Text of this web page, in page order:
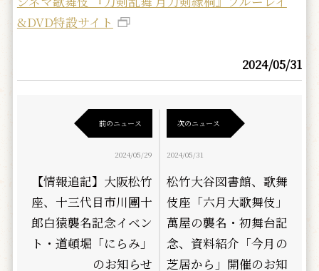
&DVD特設サイト
2024/05/31
前のニュース
2024/05/29
【情報追記】大阪松竹
座、十三代目市川團十
郎白猿襲名記念イベン
ト・道頓堀「にらみ」
のお知らせ
次のニュース
2024/05/31
松竹大谷図書館、歌舞
伎座「六月大歌舞伎」
萬屋の襲名・初舞台記
念、資料紹介「今月の
芝居から」開催のお知